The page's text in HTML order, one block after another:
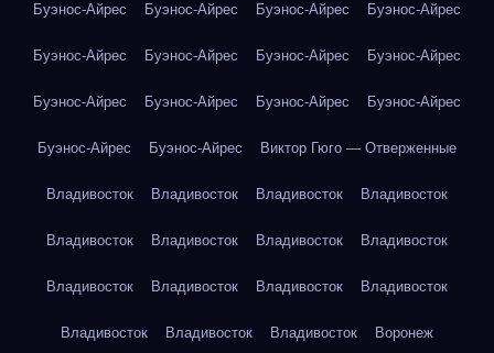
Буэнос-Айрес Буэнос-Айрес Буэнос-Айрес Буэнос-Айрес
Буэнос-Айрес Буэнос-Айрес Буэнос-Айрес Буэнос-Айрес
Буэнос-Айрес Буэнос-Айрес Буэнос-Айрес Буэнос-Айрес
Буэнос-Айрес Буэнос-Айрес Виктор Гюго — Отверженные
Владивосток Владивосток Владивосток Владивосток
Владивосток Владивосток Владивосток Владивосток
Владивосток Владивосток Владивосток Владивосток
Владивосток Владивосток Владивосток Воронеж